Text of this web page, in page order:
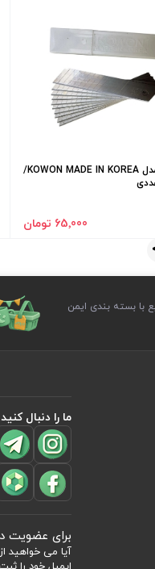
تیغ کاتر مدل KOWON MADE IN KOREA/
65٬000 تومان
با بسته بندی ایمن
ما را دنبال کنید
برای عضویت
آیا می خواهید